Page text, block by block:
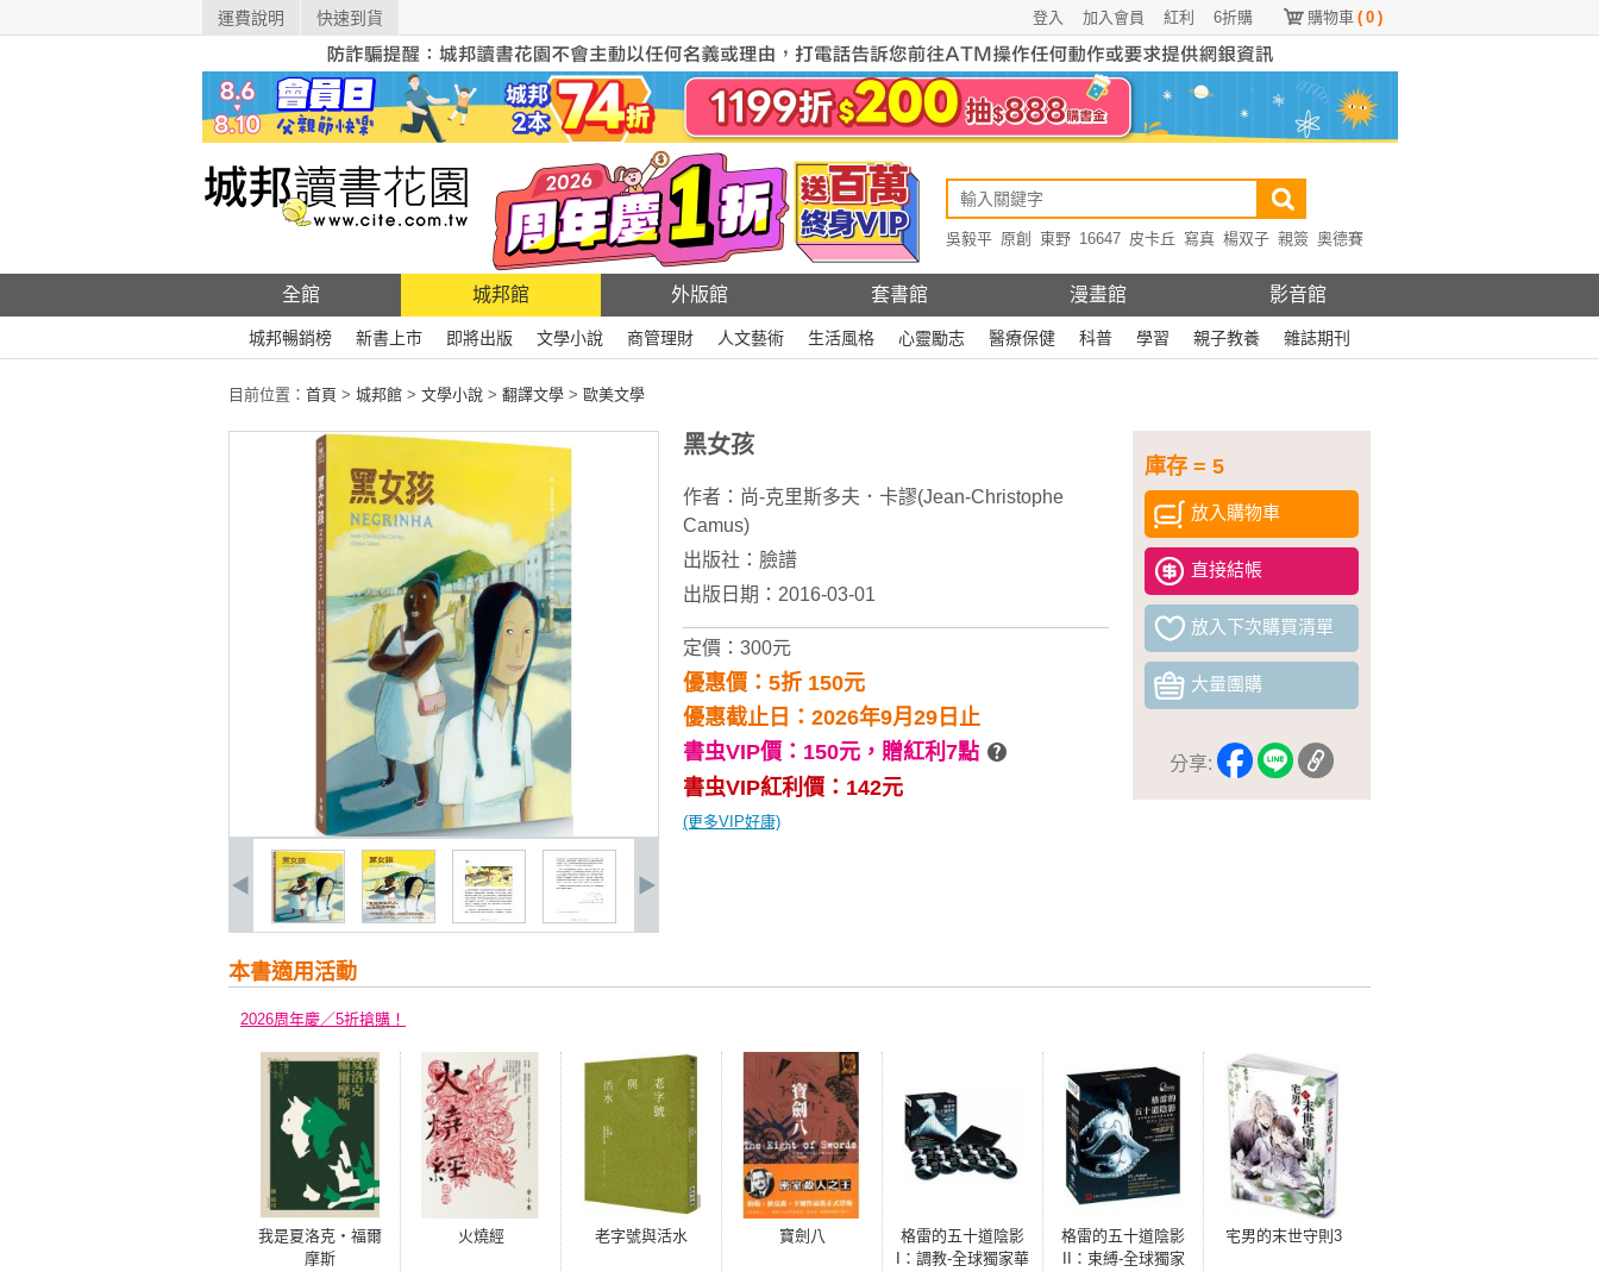
運費說明 快速到貨 購物車 ( 0 )
6折購
紅利
加入會員
登入
吳毅平 原創 東野 16647 皮卡丘 寫真 楊双子 親簽 奧德賽
全館 城邦館 外版館 套書館 漫畫館 影音館
城邦暢銷榜 新書上市 即將出版 文學小說 商管理財 人文藝術 生活風格 心靈勵志 醫療保健 科普 學習 親子教養 雜誌期刊
目前位置： 首頁 > 城邦館 > 文學小說 > 翻譯文學 > 歐美文學
庫存 = 5
放入購物車
直接結帳
放入下次購買清單
大量團購
分享:
黑女孩
作者： 尚-克里斯多夫．卡謬(Jean-Christophe
Camus)
出版社： 臉譜
出版日期：2016-03-01
定價：300元
優惠價：5折 150元
優惠截止日：2026年9月29日止
書虫VIP價：150元， 贈紅利7點
書虫VIP紅利價：142元
(更多VIP好康)
本書適用活動
2026周年慶／5折搶購！
我是夏洛克‧福爾
摩斯
火燒經 老字號與活水 寶劍八
格雷的五十道陰影
I：調教-全球獨家華
格雷的五十道陰影
II：束縛-全球獨家
宅男的末世守則3